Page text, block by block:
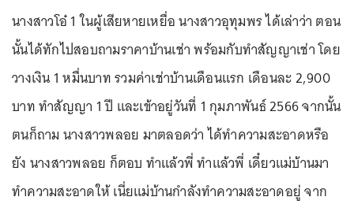
นางสาวโอ๋ 1 ในผู้เสียหายเหยื่อ นางสาวอุทุมพร ได้เล่าว่า ตอน
นั้นได้ทักไปสอบถามราคาบ้านเช่า พร้อมกับทำสัญญาเช่า โดย
วางเงิน 1 หมื่นบาท รวมค่าเช่าบ้านเดือนแรก เดือนละ 2,900
บาท ทำสัญญา 1 ปี และเข้าอยู่วันที่ 1 กุมภาพันธ์ 2566 จากนั้น
ตนก็ถาม นางสาวพลอย มาตลอดว่า ได้ทำความสะอาดหรือ
ยัง นางสาวพลอย ก็ตอบ ทำแล้วพี่ ทำแล้วพี่ เดี๋ยวแม่บ้านมา
ทำความสะอาดให้ เนี่ยแม่บ้านกำลังทำความสะอาดอยู่ จาก